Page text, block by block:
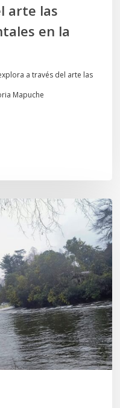
arte las
en la
a través del arte las
Mapuche